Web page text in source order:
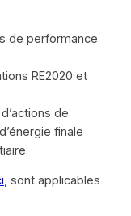
de performance
RE2020 et
de
finale
, sont applicables